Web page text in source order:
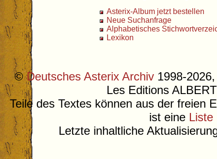
Asterix-Album jetzt bestellen
Neue Suchanfrage
Alphabetisches
Lexikon
©Deutsches Asterix Archiv 1998-
Les Editions
Teile des Textes können aus der freien
ist eine Liste
Letzte inhaltliche